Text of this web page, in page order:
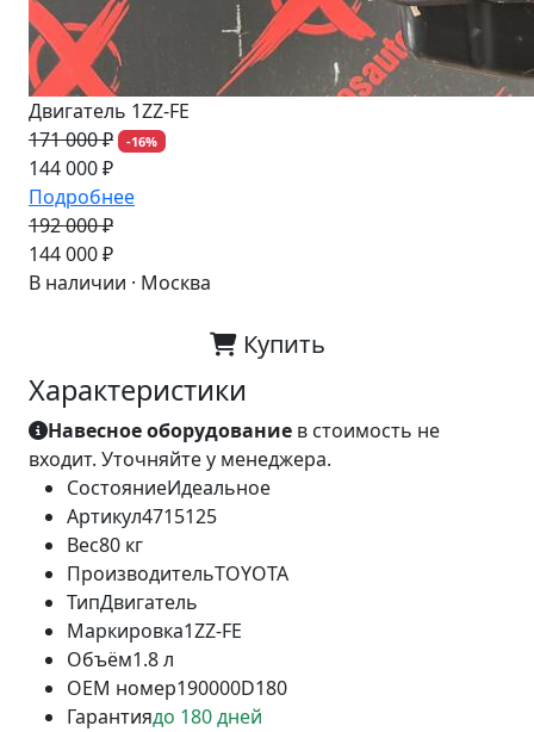
Двигатель 1ZZ-FE
171 000 ₽
-16%
144 000 ₽
Подробнее
192 000 ₽
144 000 ₽
В наличии · Москва
Купить
Характеристики
Навесное оборудование в стоимость не
входит. Уточняйте у менеджера.
СостояниеИдеальное
Артикул4715125
Вес80 кг
ПроизводительTOYOTA
ТипДвигатель
Маркировка1ZZ-FE
Объём1.8 л
OEM номер190000D180
Гарантиядо 180 дней